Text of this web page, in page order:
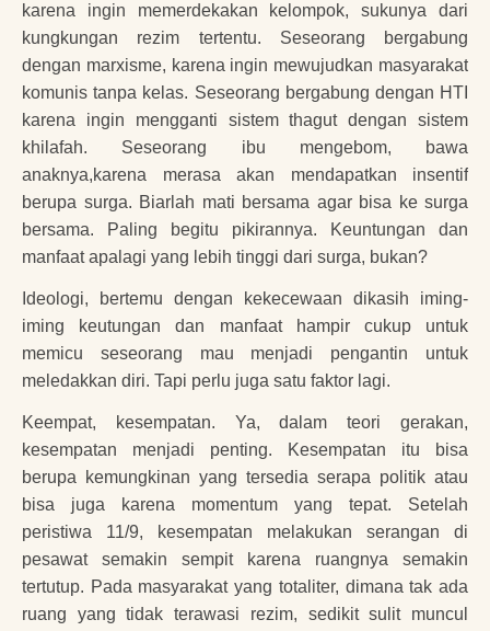
karena ingin memerdekakan kelompok, sukunya dari
kungkungan rezim tertentu. Seseorang bergabung
dengan marxisme, karena ingin mewujudkan masyarakat
komunis tanpa kelas. Seseorang bergabung dengan HTI
karena ingin mengganti sistem thagut dengan sistem
khilafah. Seseorang ibu mengebom, bawa
anaknya,karena merasa akan mendapatkan insentif
berupa surga. Biarlah mati bersama agar bisa ke surga
bersama. Paling begitu pikirannya. Keuntungan dan
manfaat apalagi yang lebih tinggi dari surga, bukan?
Ideologi, bertemu dengan kekecewaan dikasih iming-
iming keutungan dan manfaat hampir cukup untuk
memicu seseorang mau menjadi pengantin untuk
meledakkan diri. Tapi perlu juga satu faktor lagi.
Keempat, kesempatan. Ya, dalam teori gerakan,
kesempatan menjadi penting. Kesempatan itu bisa
berupa kemungkinan yang tersedia serapa politik atau
bisa juga karena momentum yang tepat. Setelah
peristiwa 11/9, kesempatan melakukan serangan di
pesawat semakin sempit karena ruangnya semakin
tertutup. Pada masyarakat yang totaliter, dimana tak ada
ruang yang tidak terawasi rezim, sedikit sulit muncul